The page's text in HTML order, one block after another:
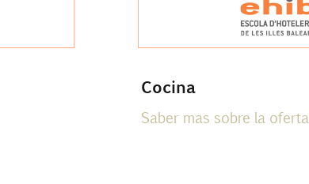
Cocina
Saber mas sobre la oferta